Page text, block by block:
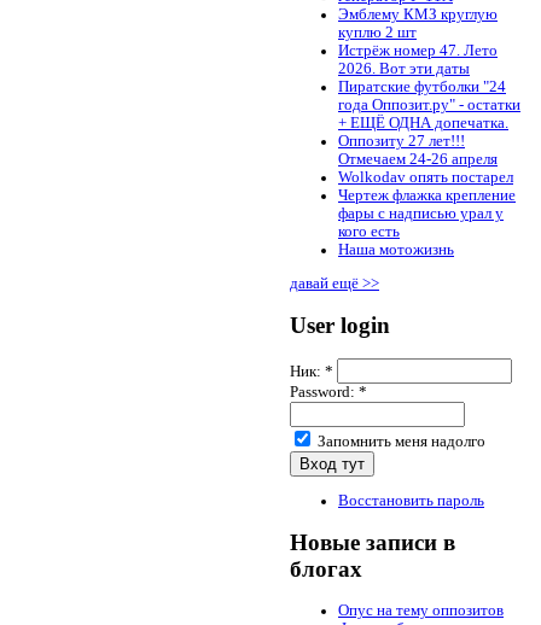
Эмблему КМЗ круглую
куплю 2 шт
Истрёж номер 47. Лето
2026. Вот эти даты
Пиратские футболки "24
года Оппозит.ру" - остатки
+ ЕЩЁ ОДНА допечатка.
Оппозиту 27 лет!!!
Отмечаем 24-26 апреля
Wolkodav опять постарел
Чертеж флажка крепление
фары с надписью урал у
кого есть
Наша мотожизнь
давай ещё >>
User login
Ник: *
Password: *
Запомнить меня надолго
Восстановить пароль
Новые записи в
блогах
Опус на тему оппозитов